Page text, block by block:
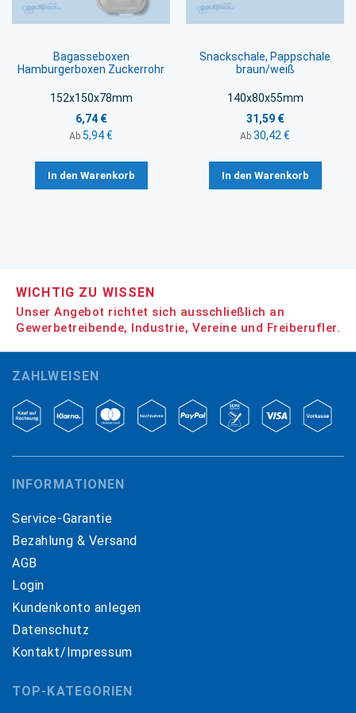
Bagasseboxen
Hamburgerboxen Zuckerrohr
152x150x78mm
6,74 €
Ab 5,94 €
In den Warenkorb
Snackschale, Pappschale
braun/weiß
140x80x55mm
31,59 €
Ab 30,42 €
In den Warenkorb
WICHTIG ZU WISSEN
Unser Angebot richtet sich ausschließlich an
Gewerbetreibende, Industrie, Vereine und Freiberufler.
ZAHLWEISEN
INFORMATIONEN
Service-Garantie
Bezahlung & Versand
AGB
Login
Kundenkonto anlegen
Datenschutz
Kontakt/Impressum
TOP-KATEGORIEN